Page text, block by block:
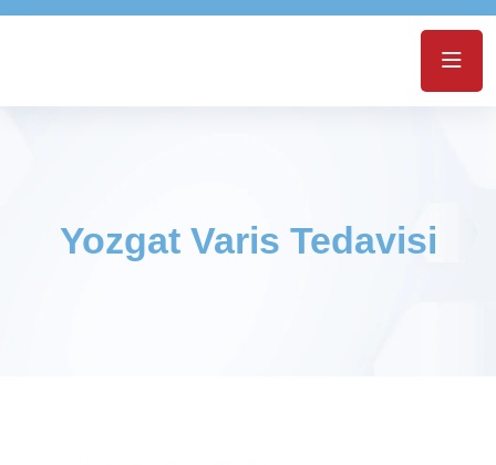
Yozgat Varis Tedavisi